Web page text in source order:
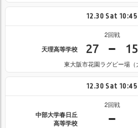
12.30 Sat 10:45
2回戦
天理高等学校 27 15
東大阪市花園ラグビー場（
12.30 Sat 10:45
2回戦
中部大学春日丘
高等学校